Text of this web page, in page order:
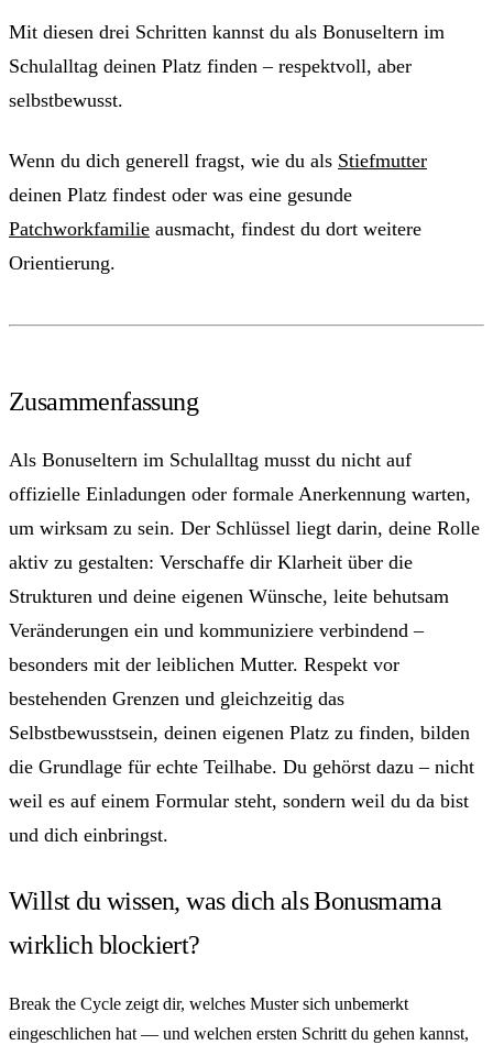
Mit diesen drei Schritten kannst du als Bonuseltern im
Schulalltag deinen Platz finden – respektvoll, aber
selbstbewusst.
Wenn du dich generell fragst, wie du als Stiefmutter
deinen Platz findest oder was eine gesunde
Patchworkfamilie ausmacht, findest du dort weitere
Orientierung.
Zusammenfassung
Als Bonuseltern im Schulalltag musst du nicht auf
offizielle Einladungen oder formale Anerkennung warten,
um wirksam zu sein. Der Schlüssel liegt darin, deine Rolle
aktiv zu gestalten: Verschaffe dir Klarheit über die
Strukturen und deine eigenen Wünsche, leite behutsam
Veränderungen ein und kommuniziere verbindend –
besonders mit der leiblichen Mutter. Respekt vor
bestehenden Grenzen und gleichzeitig das
Selbstbewusstsein, deinen eigenen Platz zu finden, bilden
die Grundlage für echte Teilhabe. Du gehörst dazu – nicht
weil es auf einem Formular steht, sondern weil du da bist
und dich einbringst.
Willst du wissen, was dich als Bonusmama
wirklich blockiert?
Break the Cycle zeigt dir, welches Muster sich unbemerkt
eingeschlichen hat — und welchen ersten Schritt du gehen kannst,